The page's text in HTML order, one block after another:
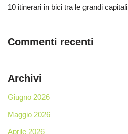
10 itinerari in bici tra le grandi
Commenti recenti
Archivi
Giugno 2026
Maggio 2026
Aprile 2026